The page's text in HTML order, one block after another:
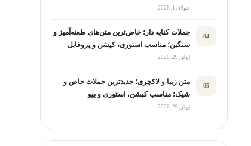
عکاسی
جولای 1, 2026
04
جملات کنایه دار؛ خاص‌ترین متن‌های طعنه‌آمیز و
سنگین؛ مناسب استوری، کپشن و پروفایل
ژوئن 29, 2026
05
متن زیبا و لاکچری؛ جدیدترین جملات خاص و
شیک؛ مناسب کپشن، استوری و بیو
ژوئن 29, 2026